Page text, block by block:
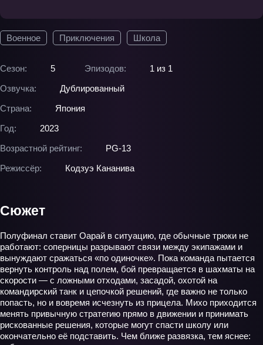
Военное Приключения Школа
Сезон: 5 Эпизодов:
1 из 1
Озвучка:
Дублированный
Страна:
Япония
Год:
2023
Возрастной рейтинг:
PG-13
Режиссёр:
Кодзуэ Кананива
Сюжет
Полуфинал ставит Оарай в ситуацию, где обычные трюки не
работают: соперницы разрывают связи между экипажами и
вынуждают сражаться «по одиночке». Пока команда пытается
вернуть контроль над полем, бой превращается в шахматы на
скорости — с ложными отходами, засадой, охотой на
командирский танк и цепочкой решений, где важно не только
попасть, но и вовремя исчезнуть из прицела. Михо приходится
менять привычную стратегию прямо в движении и принимать
рискованные решения, которые могут спасти школу или
окончательно её подставить. Чем ближе развязка, тем яснее: